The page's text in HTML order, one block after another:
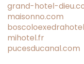
grand-hotel-
maisonno.com
mihotel.fr
pucesducanal.com